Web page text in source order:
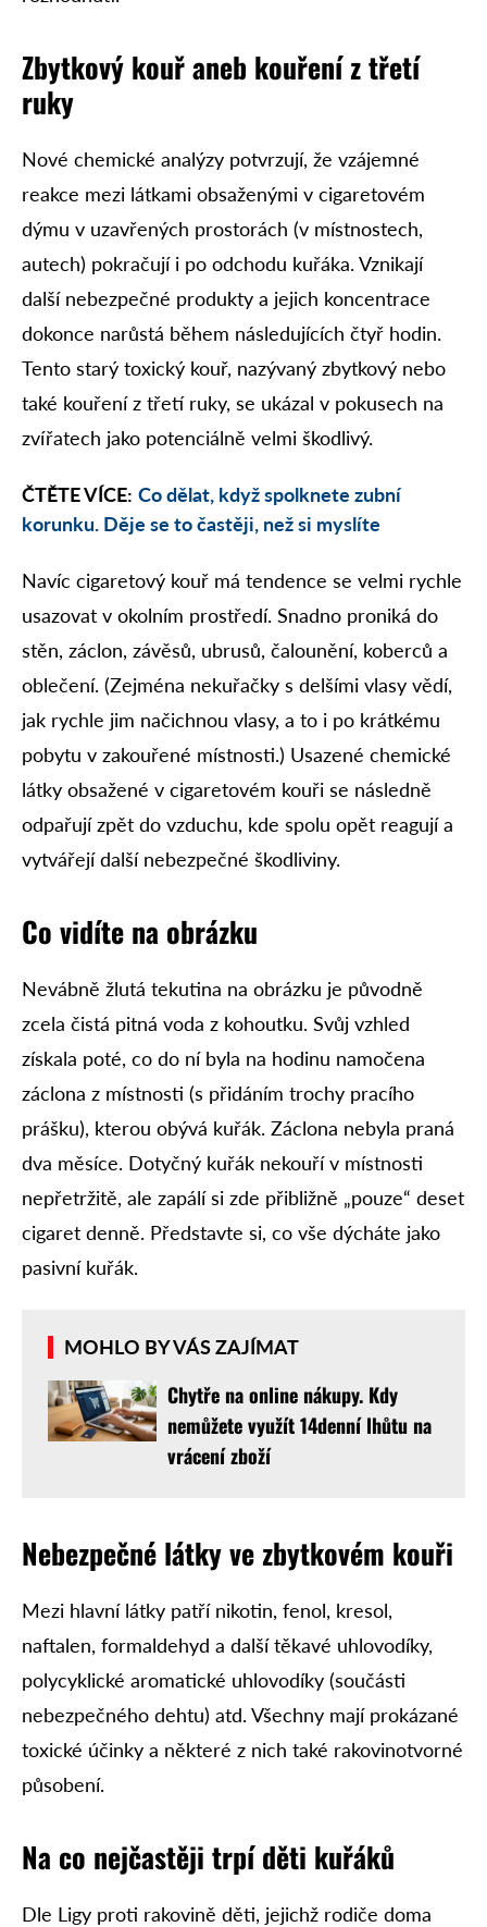
Zbytkový kouř aneb kouření z třetí
ruky
Nové chemické analýzy potvrzují, že vzájemné
reakce mezi látkami obsaženými v cigaretovém
dýmu v uzavřených prostorách (v místnostech,
autech) pokračují i po odchodu kuřáka. Vznikají
další nebezpečné produkty a jejich koncentrace
dokonce narůstá během následujících čtyř hodin.
Tento starý toxický kouř, nazývaný zbytkový nebo
také kouření z třetí ruky, se ukázal v pokusech na
zvířatech jako potenciálně velmi škodlivý.
ČTĚTE VÍCE: Co dělat, když spolknete zubní
korunku. Děje se to častěji, než si myslíte
Navíc cigaretový kouř má tendence se velmi rychle
usazovat v okolním prostředí. Snadno proniká do
stěn, záclon, závěsů, ubrusů, čalounění, koberců a
oblečení. (Zejména nekuřačky s delšími vlasy vědí,
jak rychle jim načichnou vlasy, a to i po krátkému
pobytu v zakouřené místnosti.) Usazené chemické
látky obsažené v cigaretovém kouři se následně
odpařují zpět do vzduchu, kde spolu opět reagují a
vytvářejí další nebezpečné škodliviny.
Co vidíte na obrázku
Nevábně žlutá tekutina na obrázku je původně
zcela čistá pitná voda z kohoutku. Svůj vzhled
získala poté, co do ní byla na hodinu namočena
záclona z místnosti (s přidáním trochy pracího
prášku), kterou obývá kuřák. Záclona nebyla praná
dva měsíce. Dotyčný kuřák nekouří v místnosti
nepřetržitě, ale zapálí si zde přibližně „pouze“ deset
cigaret denně. Představte si, co vše dýcháte jako
pasivní kuřák.
MOHLO BY VÁS ZAJÍMAT
Chytře na online nákupy. Kdy
nemůžete využít 14denní lhůtu na
vrácení zboží
Nebezpečné látky ve zbytkovém kouři
Mezi hlavní látky patří nikotin, fenol, kresol,
naftalen, formaldehyd a další těkavé uhlovodíky,
polycyklické aromatické uhlovodíky (součásti
nebezpečného dehtu) atd. Všechny mají prokázané
toxické účinky a některé z nich také rakovinotvorné
působení.
Na co nejčastěji trpí děti kuřáků
Dle Ligy proti rakovině děti, jejichž rodiče doma